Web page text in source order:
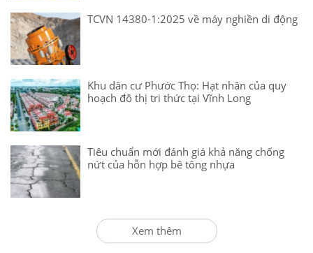
TCVN 14380-1:2025 về máy nghiền di động
Khu dân cư Phước Thọ: Hạt nhân của quy
hoạch đô thị tri thức tại Vĩnh Long
Tiêu chuẩn mới đánh giá khả năng chống
nứt của hỗn hợp bê tông nhựa
Xem thêm